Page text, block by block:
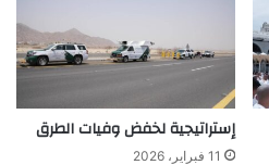
إستراتيجية لخفض وفيات الطرق
11 فبراير، 2026